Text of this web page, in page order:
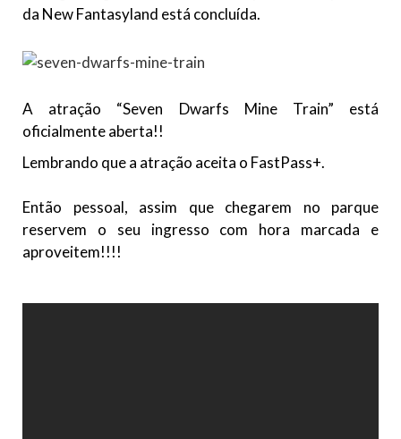
da New Fantasyland está concluída.
A atração “Seven Dwarfs Mine Train” está
oficialmente aberta!!
Lembrando que a atração aceita o FastPass+.
Então pessoal, assim que chegarem no parque
reservem o seu ingresso com hora marcada e
aproveitem!!!!